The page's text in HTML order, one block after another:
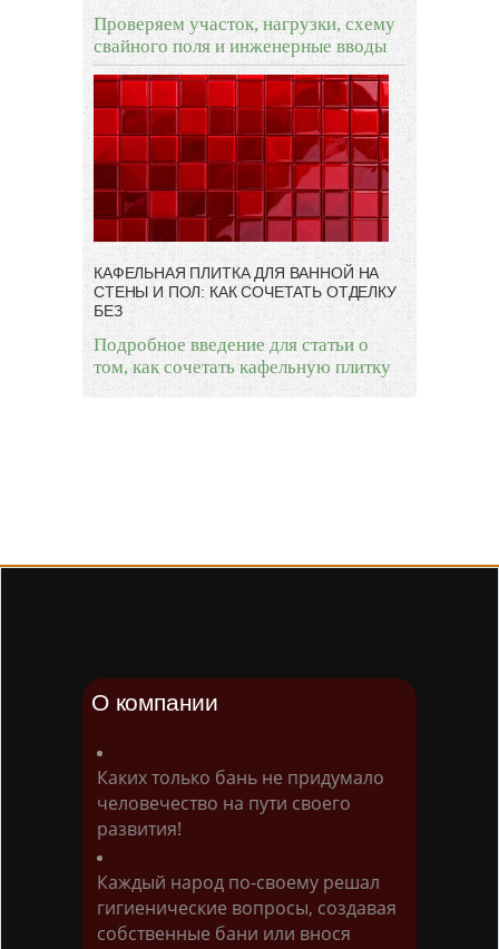
Проверяем участок, нагрузки, схему
свайного поля и инженерные вводы
КАФЕЛЬНАЯ ПЛИТКА ДЛЯ ВАННОЙ НА
СТЕНЫ И ПОЛ: КАК СОЧЕТАТЬ ОТДЕЛКУ
БЕЗ
Подробное введение для статьи о
том, как сочетать кафельную плитку
О компании
Каких только бань не придумало
человечество на пути своего
развития!
Каждый народ по-своему решал
гигиенические вопросы, создавая
собственные бани или внося